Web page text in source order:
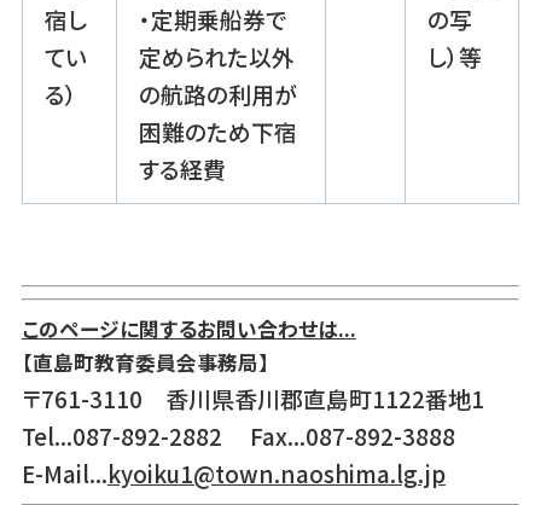
宿し
てい
る）
・定期乗船券で
定められた以外
の航路の利用が
困難のため下宿
する経費
の写
し）等
このページに関するお問い合わせは...
【直島町教育委員会事務局】
〒761-3110 香川県香川郡直島町1122番地1
Tel...087-892-2882 Fax...087-892-3888
E-Mail...kyoiku1@town.naoshima.lg.jp